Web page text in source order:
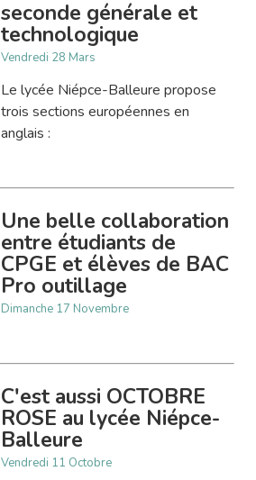
seconde générale et
technologique
Vendredi 28 Mars
Le lycée Niépce-Balleure propose
trois sections européennes en
anglais :
Une belle collaboration
entre étudiants de
CPGE et élèves de BAC
Pro outillage
Dimanche 17 Novembre
C'est aussi OCTOBRE
ROSE au lycée Niépce-
Balleure
Vendredi 11 Octobre